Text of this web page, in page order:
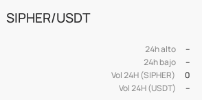
SIPHER/USDT
24h alto
--
24h bajo
--
Vol 24H (SIPHER)
0
Vol 24H (USDT)
--